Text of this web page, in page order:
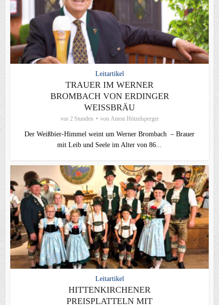
Leitartikel
TRAUER IM WERNER
BROMBACH VON ERDINGER
WEISSBRÄU
vor 2 Stunden von Anton Hötzelsperger
Der Weißbier-Himmel weint um Werner Brombach – Brauer
mit Leib und Seele im Alter von 86...
Leitartikel
HITTENKIRCHENER
PREISPLATTELN MIT